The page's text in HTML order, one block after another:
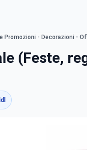
Promozioni - Decorazioni -
(Feste,